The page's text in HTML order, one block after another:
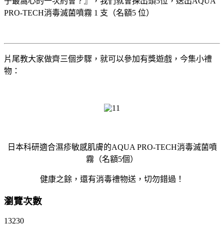
PRO-TECH消毒滅菌噴霧 1 支（名額5 位）
片尾教大家做齊三個步驟，就可以參加有獎遊戲，今集小禮
物：
日本科研適合濕疹敏感肌膚的AQUA PRO-TECH消毒滅菌噴
霧（名額5個）
健康之餘，還有消毒禮物送，切勿錯過！
瀏覽次數
13230